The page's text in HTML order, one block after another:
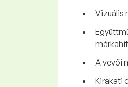
Vizuális
A vevői
Kirakati